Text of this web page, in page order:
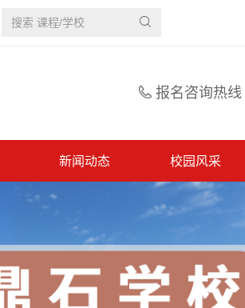

 报名咨询热线
新闻动态 校园风采